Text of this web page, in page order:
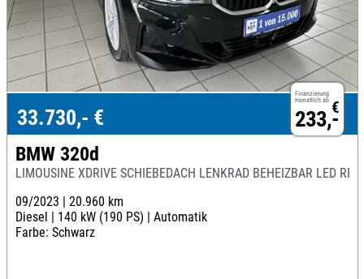
Finanzierung
monatlich ab €
233,-
33.730,- €
BMW 320d
LIMOUSINE XDRIVE SCHIEBEDACH LENKRAD BEHEIZBAR LED RFK
09/2023 | 20.960 km
Diesel | 140 kW (190 PS) | Automatik
Farbe: Schwarz